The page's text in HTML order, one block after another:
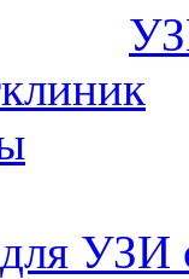
УЗИ